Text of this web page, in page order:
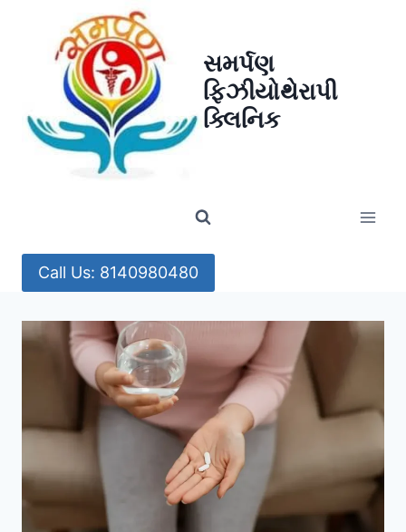
સમર્પણ
ફિઝીયોથેરાપી
ક્લિનિક
Call Us: 8140980480